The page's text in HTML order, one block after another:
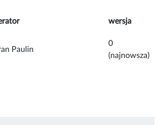
wersja
Paulin
0
(najnowsza)